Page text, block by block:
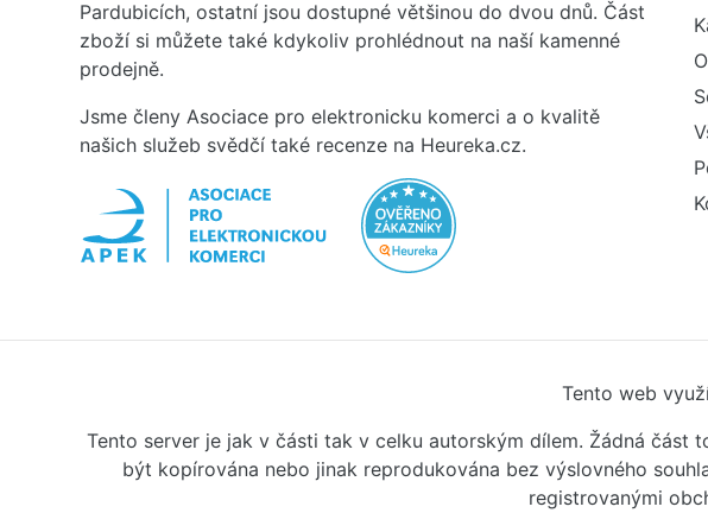
Pardubicích, ostatní jsou dostupné většinou do dvou dnů. Část
zboží si můžete také kdykoliv prohlédnout na naší kamenné
prodejně.
Jsme členy Asociace pro elektronicku komerci a o kvalitě
našich služeb svědčí také recenze na Heureka.cz.
Tento web
Tento server je jak v části tak v celku autorským dílem. Žádná
být kopírována nebo jinak reprodukována bez výslovného
registrovanými